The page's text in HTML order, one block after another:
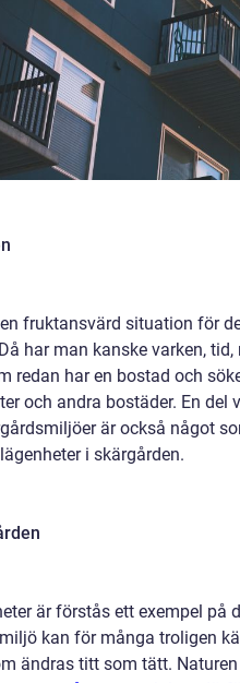
fruktansvärd situation för
har man kanske varken,
redan har en bostad och
och andra bostäder. En
är också något
i skärgården.
är förstås ett exempel på
kan för många troligen
ändras titt som tätt.